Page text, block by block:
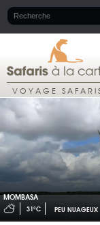
VOYAGE
MOMBASA
31°C PEU NUAGEUX